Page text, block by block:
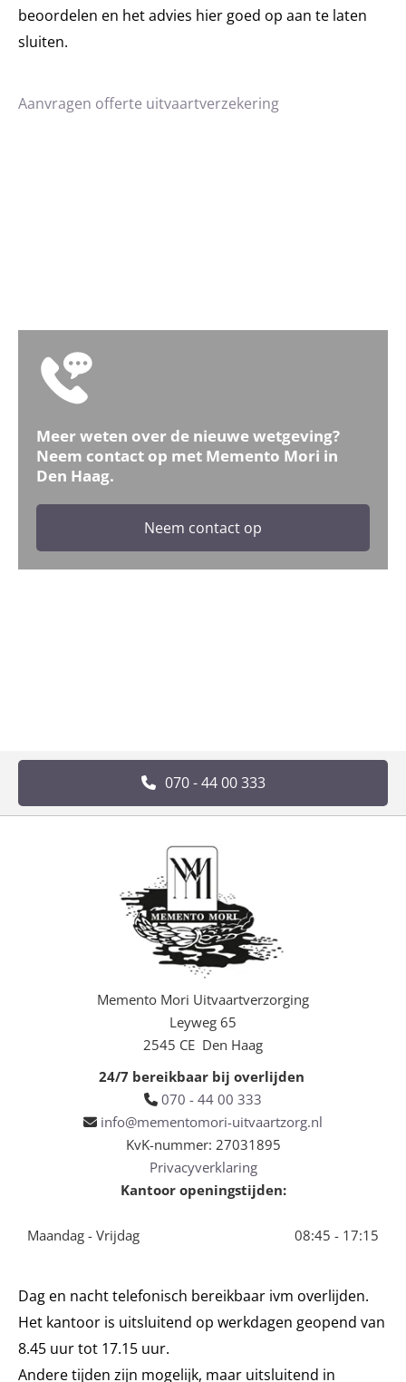
beoordelen en het advies hier goed op aan te laten
sluiten.
Aanvragen offerte uitvaartverzekering
Meer weten over de nieuwe wetgeving?
Neem contact op met Memento Mori in
Den Haag.
Neem contact op
070 - 44 00 333
Memento Mori Uitvaartverzorging
Leyweg 65
2545 CE Den Haag
24/7 bereikbaar bij overlijden
 070 - 44 00 333
 info@mementomori-uitvaartzorg.nl
KvK-nummer: 27031895
Privacyverklaring
Kantoor openingstijden:
Maandag - Vrijdag 08:45 - 17:15
Dag en nacht telefonisch bereikbaar ivm overlijden.
Het kantoor is uitsluitend op werkdagen geopend van
8.45 uur tot 17.15 uur.
Andere tijden zijn mogelijk, maar uitsluitend in